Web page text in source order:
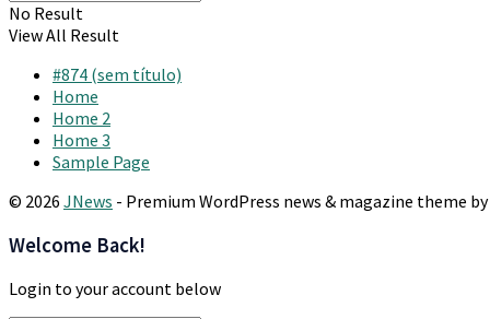
No Result
View All Result
#874 (sem título)
Home
Home 2
Home 3
Sample Page
© 2026 JNews - Premium WordPress news & magazine theme by
Welcome Back!
Login to your account below